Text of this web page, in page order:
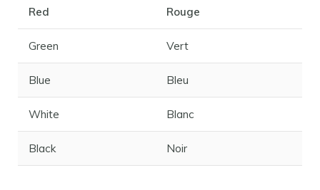
Red Rouge
Green Vert
Blue Bleu
White Blanc
Black Noir